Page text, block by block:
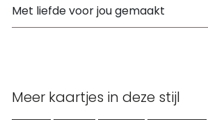
Met liefde voor jou gemaakt
Meer kaartjes in deze stijl